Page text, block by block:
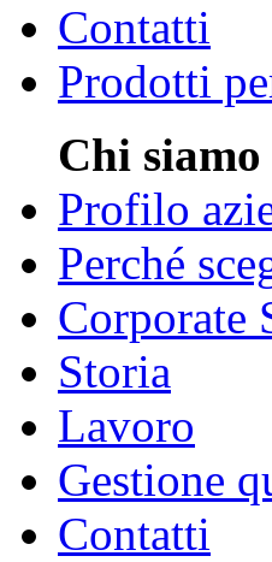
Contatti
Prodotti
Chi siamo
Profilo
Perché
Corporate
Storia
Lavoro
Gestione
Contatti